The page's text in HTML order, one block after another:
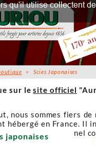
> Scies Japonaises
japonaises
sur lesite officiel
nous sommes fiers
hébergé en France. Il
l’artisanat traditionnel
qu'il utilise collectent